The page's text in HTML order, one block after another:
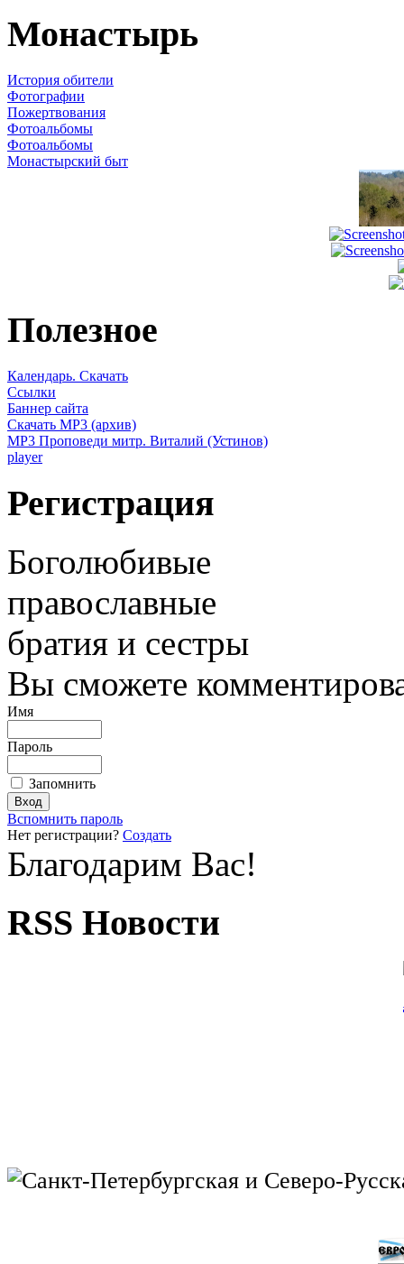
Монастырь
История обители
Фотографии
Пожертвования
Фотоальбомы
Фотоальбомы
Монастырский быт
Полезное
Календарь. Скачать
Ссылки
Баннер сайта
Скачать MP3 (архив)
MP3 Проповеди митр. Виталий (Устинов)
player
Регистрация
Боголюбивые
православные
братия и сестры
Вы сможете
Имя
Пароль
Запомнить
Вспомнить пароль
Нет регистрации? Создать
Благодарим Вас!
RSS Новости